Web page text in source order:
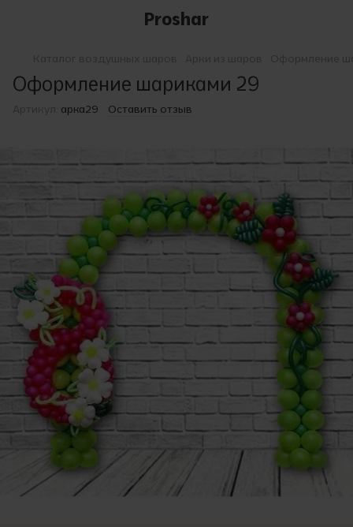
Proshar
Оформление шариками 29
арка29 Оставить отзыв